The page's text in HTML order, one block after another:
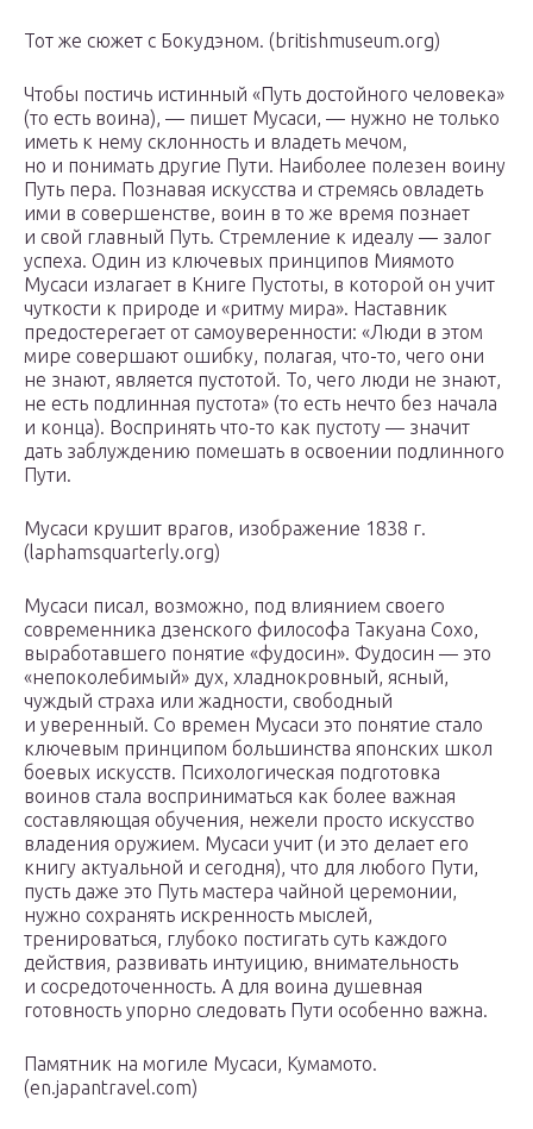
Тот же сюжет с Бокудэном. (britishmuseum.org)
Чтобы постичь истинный «Путь достойного человека»
(то есть воина), — пишет Мусаси, — нужно не только
иметь к нему склонность и владеть мечом,
но и понимать другие Пути. Наиболее полезен воину
Путь пера. Познавая искусства и стремясь овладеть
ими в совершенстве, воин в то же время познает
и свой главный Путь. Стремление к идеалу — залог
успеха. Один из ключевых принципов Миямото
Мусаси излагает в Книге Пустоты, в которой он учит
чуткости к природе и «ритму мира». Наставник
предостерегает от самоуверенности: «Люди в этом
мире совершают ошибку, полагая, что-то, чего они
не знают, является пустотой. То, чего люди не знают,
не есть подлинная пустота» (то есть нечто без начала
и конца). Воспринять что-то как пустоту — значит
дать заблуждению помешать в освоении подлинного
Пути.
Мусаси крушит врагов, изображение 1838 г.
(laphamsquarterly.org)
Мусаси писал, возможно, под влиянием своего
современника дзенского философа Такуана Сохо,
выработавшего понятие «фудосин». Фудосин — это
«непоколебимый» дух, хладнокровный, ясный,
чуждый страха или жадности, свободный
и уверенный. Со времен Мусаси это понятие стало
ключевым принципом большинства японских школ
боевых искусств. Психологическая подготовка
воинов стала восприниматься как более важная
составляющая обучения, нежели просто искусство
владения оружием. Мусаси учит (и это делает его
книгу актуальной и сегодня), что для любого Пути,
пусть даже это Путь мастера чайной церемонии,
нужно сохранять искренность мыслей,
тренироваться, глубоко постигать суть каждого
действия, развивать интуицию, внимательность
и сосредоточенность. А для воина душевная
готовность упорно следовать Пути особенно важна.
Памятник на могиле Мусаси, Кумамото.
(en.japantravel.com)